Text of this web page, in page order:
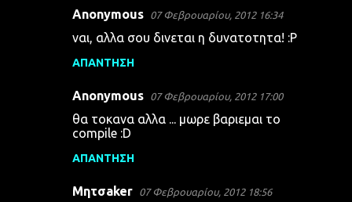
Anonymous 07 Φεβρουαρίου, 2012 16:34
ναι, αλλα σου δινεται η δυνατοτητα! :P
ΑΠΆΝΤΗΣΗ
Anonymous 07 Φεβρουαρίου, 2012 17:00
θα τοκανα αλλα ... μωρε βαριεμαι το
compile :D
ΑΠΆΝΤΗΣΗ
Μητσaker 07 Φεβρουαρίου, 2012 18:56